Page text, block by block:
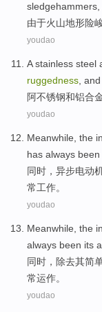
sledgehammers
由于火山地形险
youdao
A stainless steel
ruggedness and
阿不锈钢和铝合
youdao
Meanwhile , the
has always been
同时 ， 异步电动
常工作。
youdao
Meanwhile , the
always been its
同时 ， 除去其简
常运作。
youdao